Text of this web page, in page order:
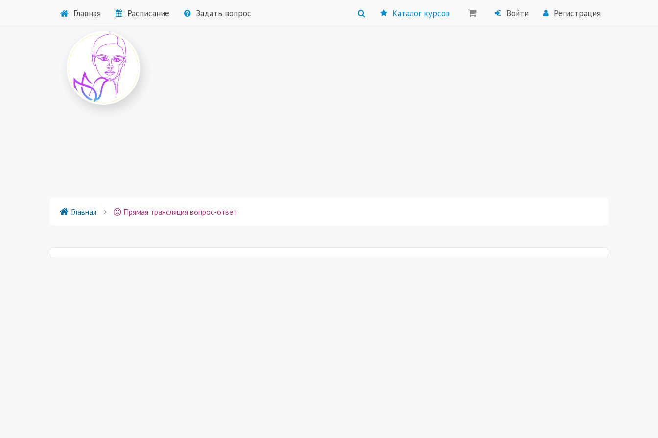
Главная Расписание Задать вопрос Каталог курсов Войти Регистрация
Главная Прямая трансляция вопрос-ответ